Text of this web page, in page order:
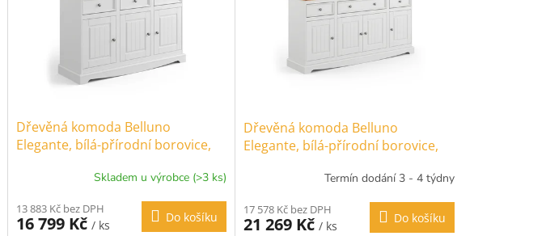
Dřevěná komoda Belluno
Elegante, bílá-přírodní borovice,
85x130x45cmSkladem u výrobce (>3 ks)
13 883 Kč bez DPH
16 799 Kč / ks
Do košíku
Dřevěná komoda Belluno
Elegante, bílá-přírodní borovice,
85x167x45cmTermín dodání 3 - 4 týdny
17 578 Kč bez DPH
21 269 Kč / ks
Do košíku